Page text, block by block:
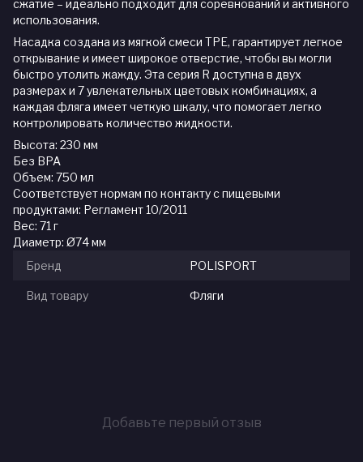
сжатие – идеально подходит для соревнований и активного
использования.
Насадка создана из мягкой смеси TPE, гарантирует легкое
открывание и имеет широкое отверстие, чтобы вы могли
быстро утолить жажду. Эта серия R доступна в двух
размерах и 7 увлекательных цветовых комбинациях, а
каждая фляга имеет четкую шкалу, что помогает легко
контролировать количество жидкости.
Высота: 230 мм
Без BPA
Объем: 750 мл
Соответствует нормам по контакту с пищевыми
продуктами: Регламент 10/2011
Вес: 71 г
Диаметр: Ø74 мм
Бренд
POLISPORT
Вид товару Фляги
Добавьте первый отзыв